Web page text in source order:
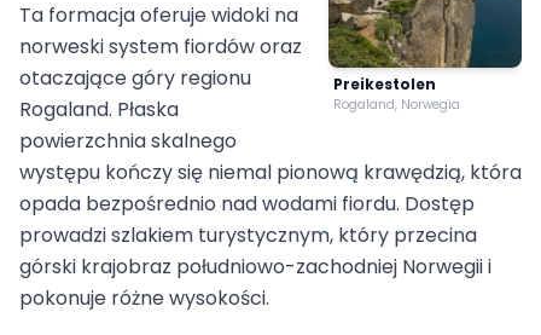
Preikestolen
Rogaland, Norwegia
Ta formacja oferuje widoki na
norweski system fiordów oraz
otaczające góry regionu
Rogaland. Płaska
powierzchnia skalnego
występu kończy się niemal pionową krawędzią, która
opada bezpośrednio nad wodami fiordu. Dostęp
prowadzi szlakiem turystycznym, który przecina
górski krajobraz południowo-zachodniej Norwegii i
pokonuje różne wysokości.